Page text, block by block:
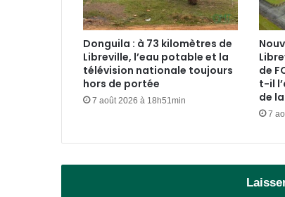
Donguila : à 73 kilomètres de
Libreville, l’eau potable et la
télévision nationale toujours
hors de portée
7 août 2026 à 18h51min
de
t-il
de
7